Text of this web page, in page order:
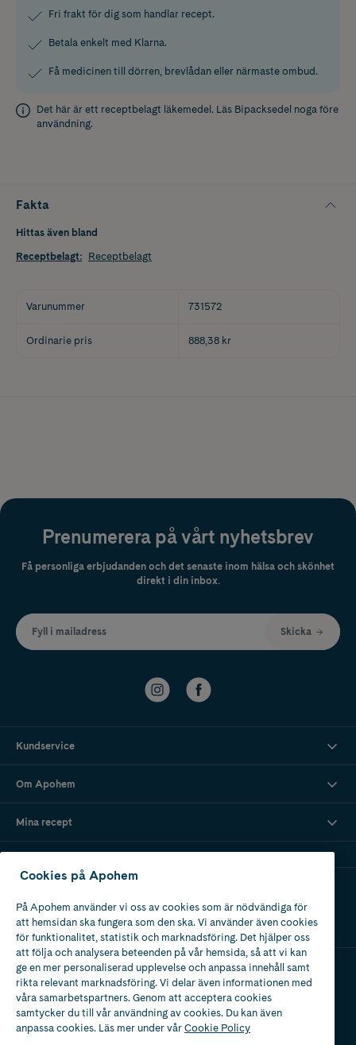
Fri frakt för dig som handlar recept.
Betala enkelt med Klarna.
Få medicinen till dörren, brevlådan eller närmaste ombud.
Det här är ett receptbelagt läkemedel. Läs Bipacksedel noga före
användning.
Fakta
Hittas även bland
Receptbelagt: Receptbelagt
Varunummer 731572
Ordinarie pris 888,38 kr
Prenumerera på vårt nyhetsbrev
Få personliga erbjudanden och det senaste inom hälsa och skönhet
direkt i din inbox.
Fyll i mailadress Skicka
Kundservice
Om Apohem
Mina recept
Apotek med tillstånd
av Läkemedelsverket
Cookies på Apohem
På Apohem använder vi oss av cookies som är nödvändiga för
att hemsidan ska fungera som den ska. Vi använder även cookies
för funktionalitet, statistik och marknadsföring. Det hjälper oss
att följa och analysera beteenden på vår hemsida, så att vi kan
ge en mer personaliserad upplevelse och anpassa innehåll samt
rikta relevant marknadsföring. Vi delar även informationen med
våra samarbetspartners. Genom att acceptera cookies
samtycker du till vår användning av cookies. Du kan även
anpassa cookies. Läs mer under vårCookie Policy